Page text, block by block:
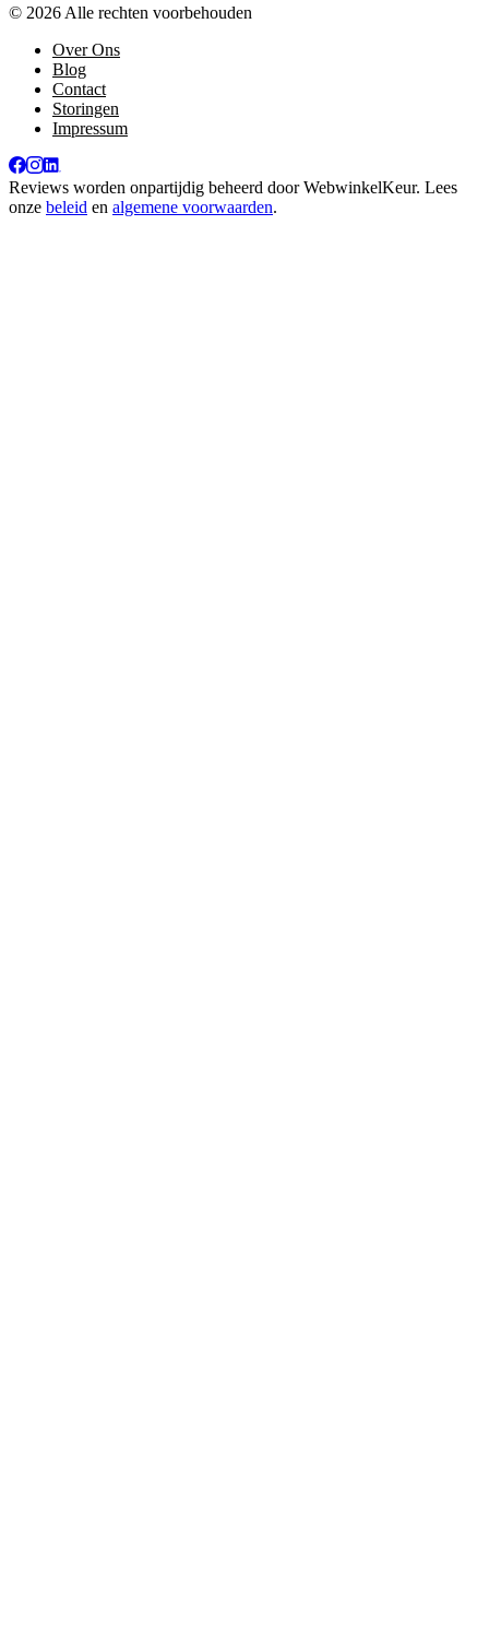
© 2026 Alle rechten voorbehouden
Over Ons
Blog
Contact
Storingen
Impressum
Reviews worden onpartijdig beheerd doorWebwinkelKeur. Lees
onze beleid en algemene voorwaarden.